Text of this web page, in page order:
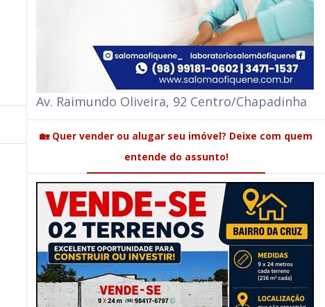
Av. Raimundo Oliveira, 92 Centro/Chapadinha
🏡 Quer vender ou alugar seu imóvel? Deixe com quem
entende do assunto!